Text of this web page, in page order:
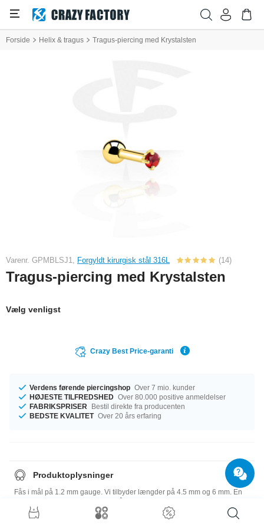
Forside Helix & tragus Tragus-piercing med Krystalsten
Varenr. GPMBLSJ1, Forgyldt kirurgisk stål 316L (14)
Tragus-piercing med Krystalsten
Vælg venligst
Crazy Best Price-garanti
Verdens førende piercingshop Over 7 mio. kunder
HØJESTE TILFREDSHED Over 80.000 positive anmeldelser
FABRIKSPRISER
Bestil direkte fra producenten
BEDSTE KVALITET Over 20 års erfaring
Produktoplysninger
Fås i mål på 1.2 mm gauge. Vi tilbyder længder på 4.5 mm og 6 mm. En
kugle i 3 mm fuldender dette bedårende design. Vælg din favorit fra et flot
udvalg af stenfarver fra Aurora Borealis til Violet. En very elegant vare,
præcis som du kan lide den!